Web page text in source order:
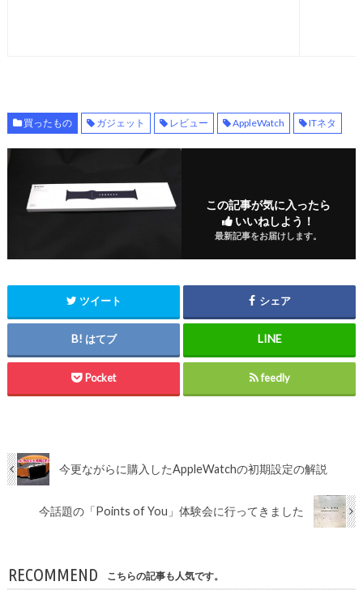
買ったもの ガジェット レビュー AppleWatch ITネタ
この記事が気に入ったら
いいねしよう！
最新記事をお届けします。
ツイート シェア
はてブ
Pocket feedly
今更ながらに購入したAppleWatchの初期設定の解説
今話題の「Points of You」体験会に行ってきました
RECOMMEND こちらの記事も人気です。